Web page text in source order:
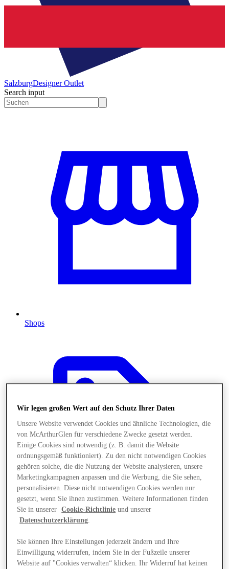
SalzburgDesigner Outlet
Search input
Shops
Wir legen großen Wert auf den Schutz Ihrer Daten
Unsere Website verwendet Cookies und ähnliche Technologien, die
von McArthurGlen für verschiedene Zwecke gesetzt werden.
Einige Cookies sind notwendig (z. B. damit die Website
ordnungsgemäß funktioniert). Zu den nicht notwendigen Cookies
gehören solche, die die Nutzung der Website analysieren, unsere
Marketingkampagnen anpassen und die Werbung, die Sie sehen,
personalisieren. Diese nicht notwendigen Cookies werden nur
gesetzt, wenn Sie ihnen zustimmen. Weitere Informationen finden
Sie in unserer
Cookie-Richtlinie und unserer
Datenschutzerklärung
Sie können Ihre Einstellungen jederzeit ändern und Ihre
Einwilligung widerrufen, indem Sie in der Fußzeile unserer
Website auf "Cookies verwalten“ klicken. Ihr Widerruf hat keinen